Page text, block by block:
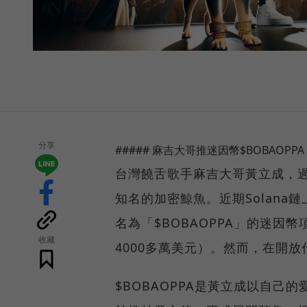
分享
收藏
##### 麻吉大哥推迷因幣
台灣饒舌歌手麻吉大哥黃立成，
知名的加密鯨魚。近期Solana
名為「$BOBAOPPA」的迷因幣
4000多萬美元）。然而，在開
$BOBAOPPA是黃立成以自己的